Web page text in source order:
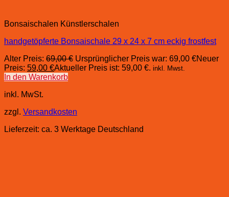
Bonsaischalen Künstlerschalen
handgetöpferte Bonsaischale 29 x 24 x 7 cm eckig frostfest
Alter Preis: 69,00€ Ursprünglicher Preis war: 69,00 €Neuer
Preis: 59,00 €Aktueller Preis ist: 59,00 €. inkl. Mwst.
In den Warenkorb
inkl. MwSt.
zzgl. Versandkosten
Lieferzeit: ca. 3 Werktage Deutschland